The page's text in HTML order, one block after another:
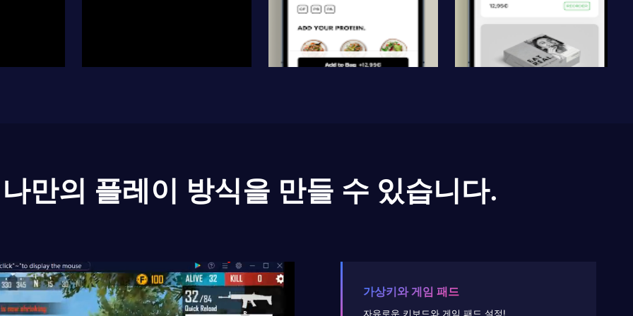
만의 플레이 방식을 만들 수 있습니다.
가상키와 게임 패드
자유로운 키보드와 게임 패드 설정!